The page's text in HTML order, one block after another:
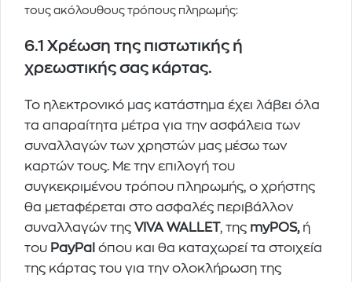
τους ακόλουθους τρόπους πληρωμής:
6.1 Χρέωση της πιστωτικής ή
χρεωστικής σας κάρτας.
Το ηλεκτρονικό μας κατάστημα έχει λάβει όλα
τα απαραίτητα μέτρα για την ασφάλεια των
συναλλαγών των χρηστών μας μέσω των
καρτών τους. Με την επιλογή του
συγκεκριμένου τρόπου πληρωμής, ο χρήστης
θα μεταφέρεται στο ασφαλές περιβάλλον
συναλλαγών της VIVA WALLET, της myPOS, ή
του PayPal όπου και θα καταχωρεί τα στοιχεία
της κάρτας του για την ολοκλήρωση της